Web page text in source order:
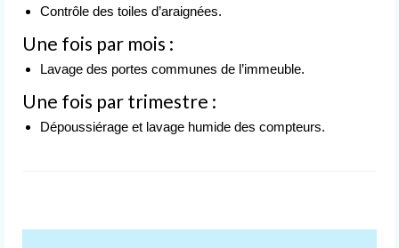
Contrôle des toiles d’araignées.
Une fois par mois :
Lavage des portes communes de l’immeuble.
Une fois par trimestre :
Dépoussiérage et lavage humide des compteurs.